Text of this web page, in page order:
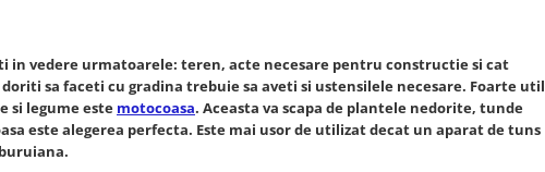
in vedere urmatoarele: teren, acte necesare pentru constructie si cat
sa faceti cu gradina trebuie sa aveti si ustensilele necesare. Foarte util
si legume este motocoasa. Aceasta va scapa de plantele nedorite, tunde
este alegerea perfecta. Este mai usor de utilizat decat un aparat de tuns